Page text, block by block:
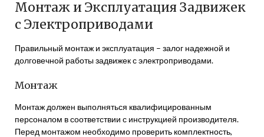
Монтаж и Эксплуатация Задвижек
с Электроприводами
Правильный монтаж и эксплуатация – залог надежной и
долговечной работы задвижек с электроприводами.
Монтаж
Монтаж должен выполняться квалифицированным
персоналом в соответствии с инструкцией производителя.
Перед монтажом необходимо проверить комплектность,